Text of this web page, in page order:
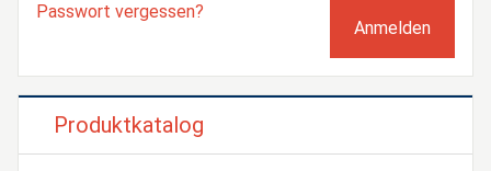
Passwort vergessen?
Produktkatalog